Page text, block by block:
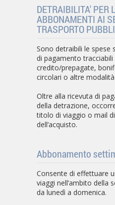
DETRAIBILITA' PER
ABBONAMENTI AI
TRASPORTO
Sono detraibili le spese
di pagamento
credito/prepagate,
circolari o altre
Oltre alla ricevuta di
della detrazione,
titolo di viaggio o mail
dell’acquisto.
Abbonamento
Consente di effettuare
viaggi nell’ambito della
da lunedì a domenica.